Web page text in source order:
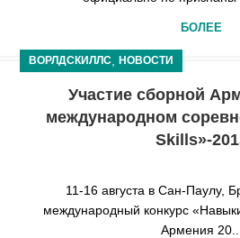
БОЛЕЕ
ВОРЛДСКИЛЛС НОВОСТИ
Участие сборной
международном
Skills»-
11-16 августа в Сан-Паулу,
международный конкурс
Армения 20...